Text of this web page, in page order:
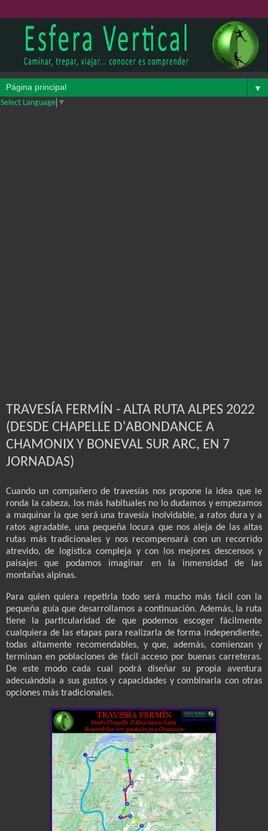
▼
Select Language ▼
TRAVESÍA FERMÍN - ALTA RUTA ALPES 2022
(DESDE CHAPELLE D'ABONDANCE A
CHAMONIX Y BONEVAL SUR ARC, EN 7
JORNADAS)
Cuando un compañero de travesías nos propone la idea que le
ronda la cabeza, los más habituales no lo dudamos y empezamos
a maquinar la que será una travesía inolvidable, a ratos dura y a
ratos agradable, una pequeña locura que nos aleja de las altas
rutas más tradicionales y nos recompensará con un recorrido
atrevido, de logística compleja y con los mejores descensos y
paisajes que podamos imaginar en la inmensidad de las
montañas alpinas.
Para quien quiera repetirla todo será mucho más fácil con la
pequeña guía que desarrollamos a continuación. Además, la ruta
tiene la particularidad de que podemos escoger fácilmente
cualquiera de las etapas para realizarla de forma independiente,
todas altamente recomendables, y que, además, comienzan y
terminan en poblaciones de fácil acceso por buenas carreteras.
De este modo cada cual podrá diseñar su propia aventura
adecuándola a sus gustos y capacidades y combinarla con otras
opciones más tradicionales.